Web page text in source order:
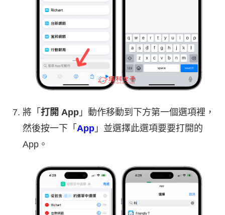
將「 打開 App 」動作移動到下方第一個選項裡，
然後按一下「 App 」並選擇此選項要要打開的
App。